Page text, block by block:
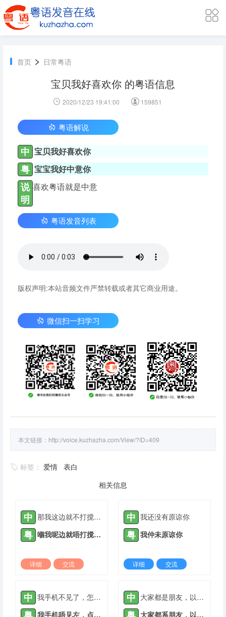
首页 > 日常粤语
宝贝我好喜欢你 的粤语信息
2020/12/23 19:41:00 159851
粤语解说
中 宝贝我好喜欢你
粤 宝宝我好中意你
说
明
喜欢粤语就是中意
粤语发音列表
版权声明:本站音频文件严禁转载或者其它商业用途。
微信扫一扫学习
本文链接： http://voice.kuzhazha.com/View/?ID=409
标签： 爱情 表白
相关信息
中 那我这边就不打搅你了
粤 嗰我呢边就唔打搅你了
详细
交流
中 我还没有原谅你
粤 我仲未原谅你
详细
交流
中 我手机不见了，怎么办？
我手机唔见左，点算啊？
中 大家都是朋友，以后相互关照。
大家都系朋友，以后相互关照。